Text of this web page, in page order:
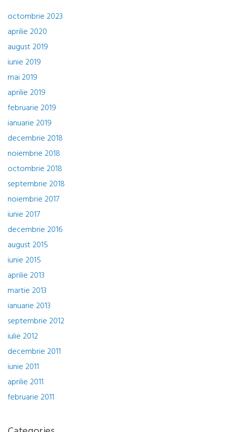
octombrie 2023
aprilie 2020
august 2019
iunie 2019
mai 2019
aprilie 2019
februarie 2019
ianuarie 2019
decembrie 2018
noiembrie 2018
octombrie 2018
septembrie 2018
noiembrie 2017
iunie 2017
decembrie 2016
august 2015
iunie 2015
aprilie 2013
martie 2013
ianuarie 2013
septembrie 2012
iulie 2012
decembrie 2011
iunie 2011
aprilie 2011
februarie 2011